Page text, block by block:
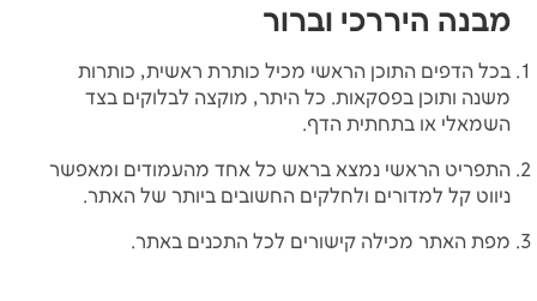
מבנה היררכי וברור
בכל הדפים התוכן הראשי מכיל כותרת ראשית, כותרות
משנה ותוכן בפסקאות. כל היתר, מוקצה לבלוקים בצד
השמאלי או בתחתית הדף.
התפריט הראשי נמצא בראש כל אחד מהעמודים ומאפשר
ניווט קל למדורים ולחלקים החשובים ביותר של האתר.
מפת האתר מכילה קישורים לכל התכנים באתר.